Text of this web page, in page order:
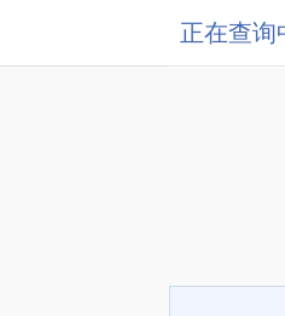
正在查询